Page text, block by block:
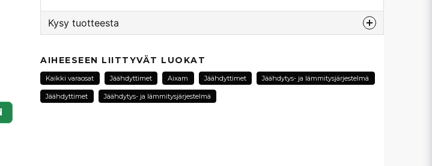
Kysy tuotteesta
Kysy meiltä tästä tuotteesta...
AIHEESEEN LIITTYVÄT LUOKAT
Kaikki varaosat Jäähdyttimet Aixam Jäähdyttimet Jäähdytys- ja lämmitysjärjestelmä
Jäähdyttimet Jäähdytys- ja lämmitysjärjestelmä